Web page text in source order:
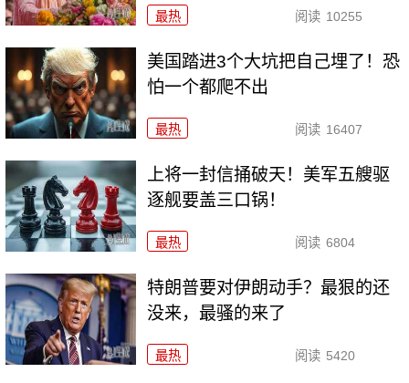
最热 阅读 10255
美国踏进3个大坑把自己埋了！恐
怕一个都爬不出
最热 阅读 16407
上将一封信捅破天！美军五艘驱
逐舰要盖三口锅！
最热 阅读 6804
特朗普要对伊朗动手？最狠的还
没来，最骚的来了
最热 阅读 5420